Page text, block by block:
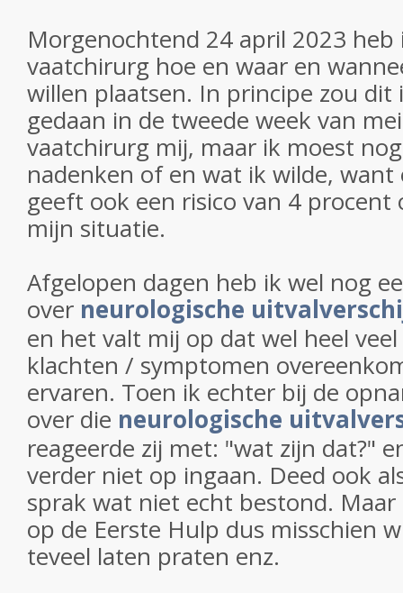
Morgenochtend 24 april 2023
vaatchirurg hoe en waar en
willen plaatsen. In principe zou dit
gedaan in de tweede week van
vaatchirurg mij, maar ik moest
nadenken of en wat ik wilde,
geeft ook een risico van 4
mijn situatie.
Afgelopen dagen heb ik wel nog
over neurologische
en het valt mij op dat wel heel
klachten / symptomen
ervaren. Toen ik echter bij de
over die neurologische
reageerde zij met: "wat zijn dat?"
verder niet op ingaan. Deed ook
sprak wat niet echt bestond.
op de Eerste Hulp dus misschien
teveel laten praten enz.